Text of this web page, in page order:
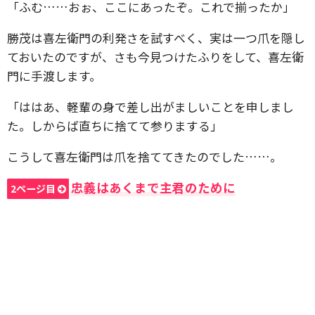
「ふむ……おぉ、ここにあったぞ。これで揃ったか」
勝茂は喜左衛門の利発さを試すべく、実は一つ爪を隠し
ておいたのですが、さも今見つけたふりをして、喜左衛
門に手渡します。
「ははあ、軽輩の身で差し出がましいことを申しまし
た。しからば直ちに捨てて参りまする」
こうして喜左衛門は爪を捨ててきたのでした……。
2ページ目 忠義はあくまで主君のために